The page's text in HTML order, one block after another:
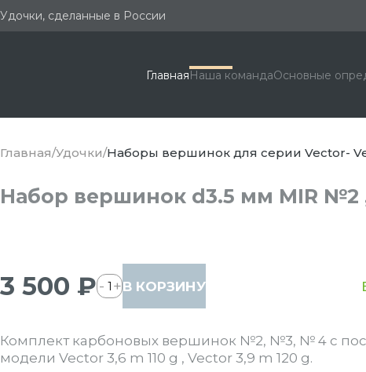
Удочки, сделанные в России
ГлавнаяНаша командаОсновные
Главная Удочки Наборы вершинок для серии Vector-
Набор вершинок d3.5 мм MIR №2
3 500 ₽ - 1 +В КОРЗИНУ
Комплект карбоновых вершинок №2, №3, № 4 с
модели Vector 3,6 m 110 g , Vector 3,9 m 120 g.